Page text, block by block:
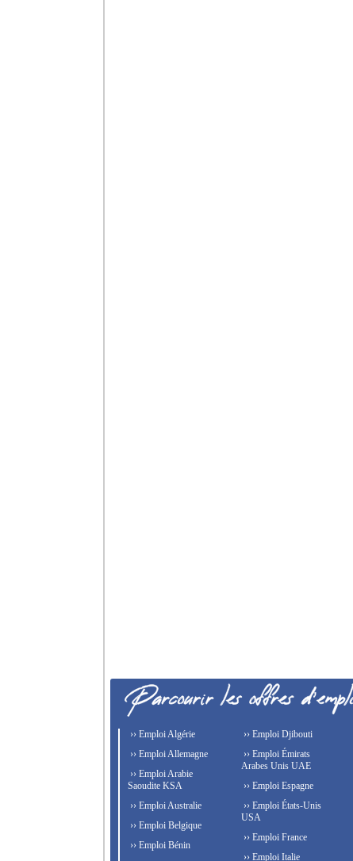
›› Emploi Algérie
›› Emploi Allemagne
›› Emploi Arabie
Saoudite KSA
›› Emploi Australie
›› Emploi Belgique
›› Emploi Bénin
›› Emploi Djibouti
›› Emploi Émirats
Arabes Unis UAE
›› Emploi Espagne
›› Emploi États-Unis
USA
›› Emploi France
›› Emploi Italie